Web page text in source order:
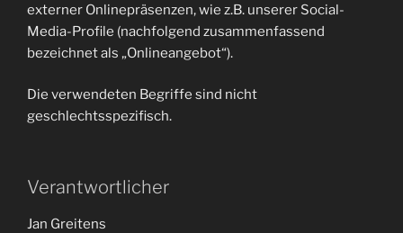
externer Onlinepräsenzen, wie z.B. unserer Social-
Media-Profile (nachfolgend zusammenfassend
bezeichnet als „Onlineangebot“).
Die verwendeten Begriffe sind nicht
geschlechtsspezifisch.
Verantwortlicher
Jan Greitens